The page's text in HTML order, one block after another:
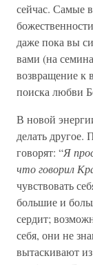
сейчас. Самые
даже пока вы
вами (на
возвращение к
поиска любви
В новой
делать другое.
говорят: “Я
что говорил
чувствовать
большие и
сердит;
себя, они не
вытаскивают